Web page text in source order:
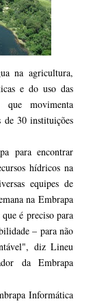
na agricultura,
e do uso das
movimenta
de 30 instituições
para encontrar
hídricos na
equipes de
na Embrapa
é preciso para
– para não
diz Lineu
da Embrapa
Informática